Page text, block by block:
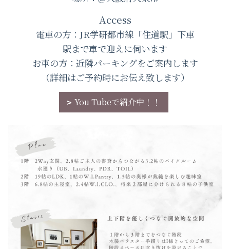
Access
電車の方：JR学研都市線「住道駅」下車
駅まで車で迎えに伺います
お車の方：近隣パーキングをご案内します
（詳細はご予約時にお伝え致します）
You Tubeで紹介中！！